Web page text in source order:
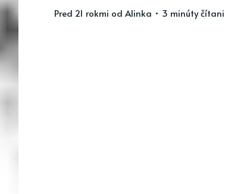
pred 21 rokmi od Alinka • 3 minúty